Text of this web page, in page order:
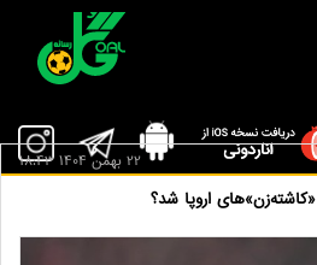
اروپا شد؟
22 بهمن 1404 18:43